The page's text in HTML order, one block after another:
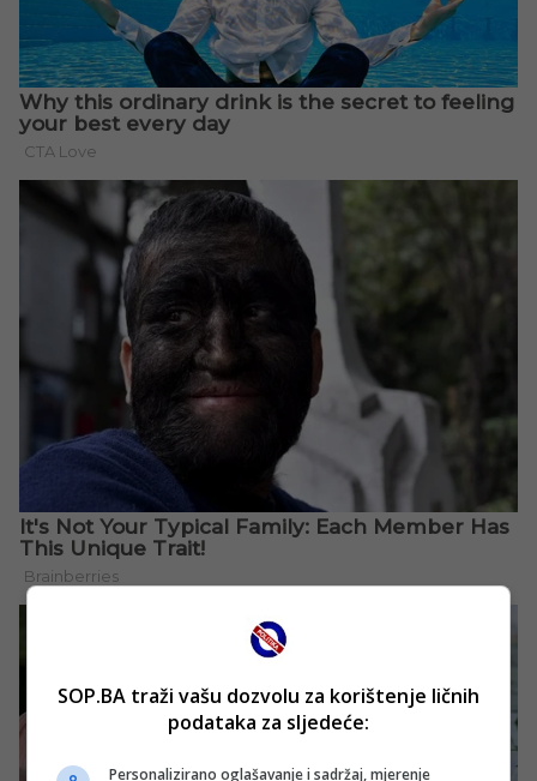
SOP.BA traži vašu dozvolu za korištenje ličnih
podataka za sljedeće:
Personalizirano oglašavanje i sadržaj, mjerenje